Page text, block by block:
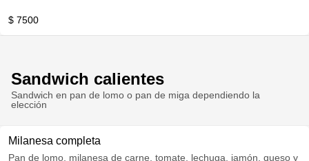
$ 7500
Sandwich calientes
Sandwich en pan de lomo o pan de miga dependiendo la
elección
Milanesa completa
Pan de lomo, milanesa de carne, tomate, lechuga, jamón, queso y